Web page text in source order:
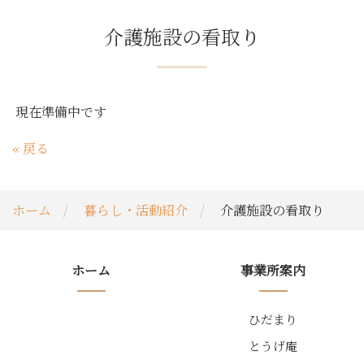
介護施設の看取り
現在準備中です
« 戻る
ホーム 暮らし・活動紹介 介護施設の看取り
ホーム 事業所案内
ひだまり
とうげ庵